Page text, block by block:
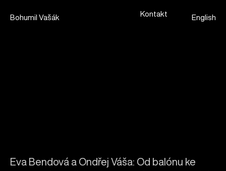
Bohumil Vašák Kontakt English
Eva Bendová a Ondřej Váša: Od balónu ke